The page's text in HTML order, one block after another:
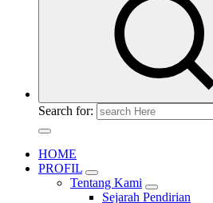
Search for:
HOME
PROFIL
Tentang Kami
Sejarah Pendirian